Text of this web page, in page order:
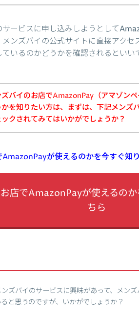
ービスに申し込みしようとして
ンズバイの公式サイトに直接アク
いるのかどうかを確認されるといい
ズバイのお店でAmazonPay（アマゾン
かを知りたい方は、まずは、下記メンズ
クされてみてはいかがでしょうか？
AmazonPayが使えるのかを今すぐ知
店でAmazonPayが使えるの
ちら
ズバイのサービスに興味があって、メン
と思うのですが、いかがでしょうか？